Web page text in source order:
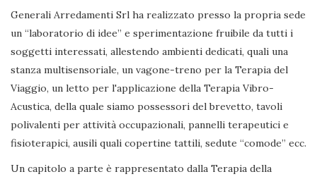
Generali Arredamenti Srl ha realizzato presso la propria sede
un “laboratorio di idee” e sperimentazione fruibile da tutti i
soggetti interessati, allestendo ambienti dedicati, quali una
stanza multisensoriale, un vagone-treno per la Terapia del
Viaggio, un letto per l'applicazione della Terapia Vibro-
Acustica, della quale siamo possessori del brevetto, tavoli
polivalenti per attività occupazionali, pannelli terapeutici e
fisioterapici, ausili quali copertine tattili, sedute “comode” ecc.
Un capitolo a parte è rappresentato dalla Terapia della